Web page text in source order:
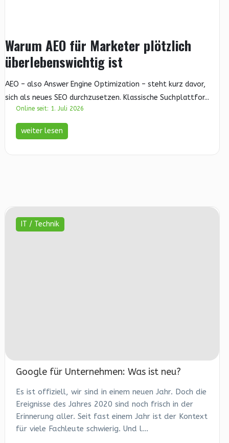
Warum AEO für Marketer plötzlich
überlebenswichtig ist
AEO – also Answer Engine Optimization – steht kurz davor,
sich als neues SEO durchzusetzen. Klassische Suchplattfor...
Online seit: 1. Juli 2026
weiter lesen
IT / Technik
Google für Unternehmen: Was ist neu?
Es ist offiziell, wir sind in einem neuen Jahr. Doch die
Ereignisse des Jahres 2020 sind noch frisch in der
Erinnerung aller. Seit fast einem Jahr ist der Kontext
für viele Fachleute schwierig. Und l...